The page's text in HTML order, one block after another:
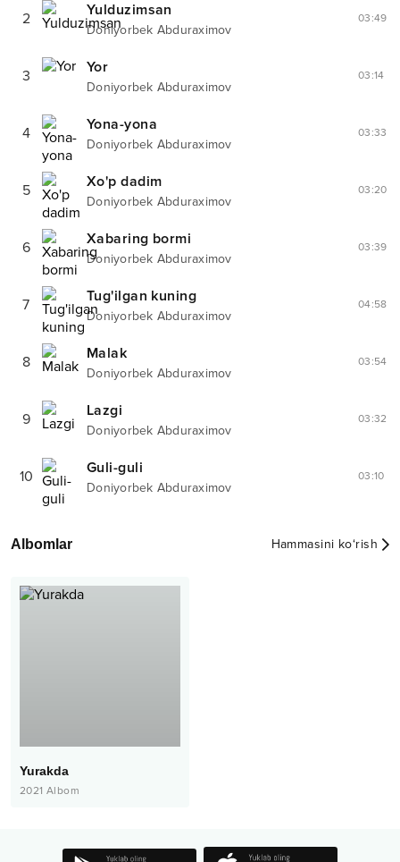
2 Yulduzimsan
Doniyorbek Abduraximov
03:49
3 Yor
Doniyorbek Abduraximov
03:14
4 Yona-yona
Doniyorbek Abduraximov
03:33
5 Xo'p dadim
Doniyorbek Abduraximov
03:20
6 Xabaring bormi
Doniyorbek Abduraximov
03:39
7 Tug'ilgan kuning
Doniyorbek Abduraximov
04:58
8 Malak
Doniyorbek Abduraximov
03:54
9 Lazgi
Doniyorbek Abduraximov
03:32
10 Guli-guli
Doniyorbek Abduraximov
03:10
Albomlar Hammasini ko‘rish
Yurakda
2021 Albom